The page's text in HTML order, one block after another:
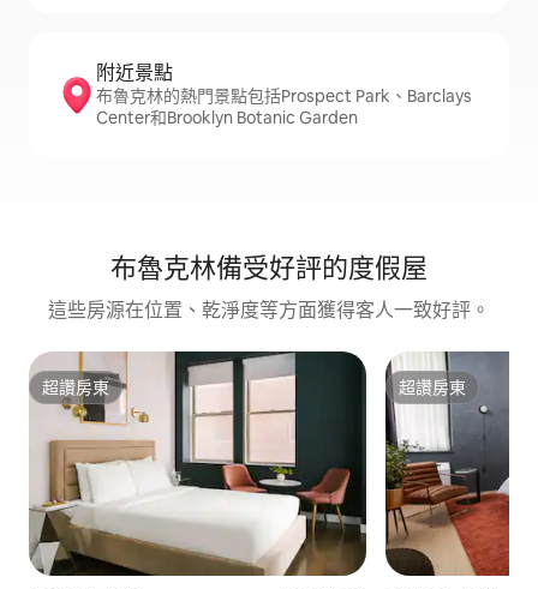
附近景點
布魯克林的熱門景點包括Prospect Park、Barclays
Center和Brooklyn Botanic Garden
布魯克林備受好評的度假屋
這些房源在位置、乾淨度等方面獲得客人一致好評。
超讚房東
超讚房東 超讚房東
超讚房東